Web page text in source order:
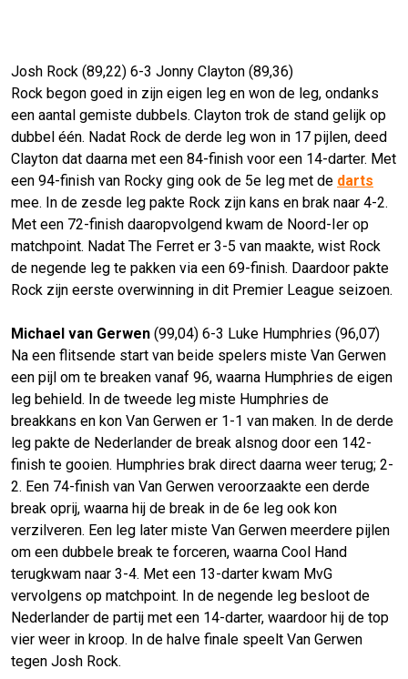
Josh Rock (89,22) 6-3 Jonny Clayton (89,36)
Rock begon goed in zijn eigen leg en won de leg, ondanks
een aantal gemiste dubbels. Clayton trok de stand gelijk op
dubbel één. Nadat Rock de derde leg won in 17 pijlen, deed
Clayton dat daarna met een 84-finish voor een 14-darter. Met
een 94-finish van Rocky ging ook de 5e leg met de darts
mee. In de zesde leg pakte Rock zijn kans en brak naar 4-2.
Met een 72-finish daaropvolgend kwam de Noord-Ier op
matchpoint. Nadat The Ferret er 3-5 van maakte, wist Rock
de negende leg te pakken via een 69-finish. Daardoor pakte
Rock zijn eerste overwinning in dit Premier League seizoen.
Michael van Gerwen (99,04) 6-3 Luke Humphries (96,07)
Na een flitsende start van beide spelers miste Van Gerwen
een pijl om te breaken vanaf 96, waarna Humphries de eigen
leg behield. In de tweede leg miste Humphries de
breakkans en kon Van Gerwen er 1-1 van maken. In de derde
leg pakte de Nederlander de break alsnog door een 142-
finish te gooien. Humphries brak direct daarna weer terug; 2-
2. Een 74-finish van Van Gerwen veroorzaakte een derde
break oprij, waarna hij de break in de 6e leg ook kon
verzilveren. Een leg later miste Van Gerwen meerdere pijlen
om een dubbele break te forceren, waarna Cool Hand
terugkwam naar 3-4. Met een 13-darter kwam MvG
vervolgens op matchpoint. In de negende leg besloot de
Nederlander de partij met een 14-darter, waardoor hij de top
vier weer in kroop. In de halve finale speelt Van Gerwen
tegen Josh Rock.